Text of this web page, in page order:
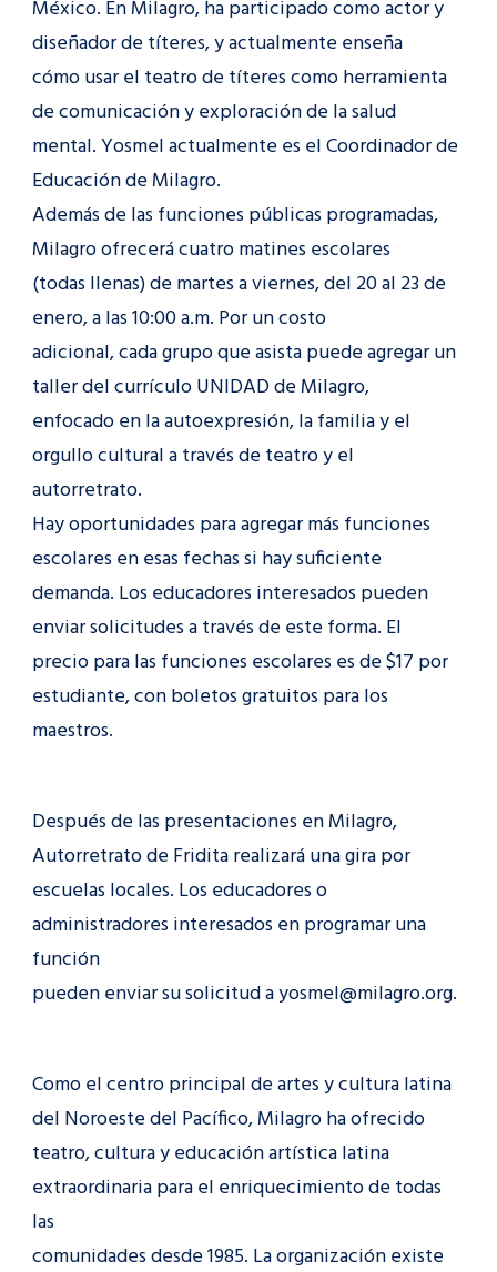
México. En Milagro, ha participado como actor y
diseñador de títeres, y actualmente enseña
cómo usar el teatro de títeres como herramienta
de comunicación y exploración de la salud
mental. Yosmel actualmente es el Coordinador de
Educación de Milagro.
Además de las funciones públicas programadas,
Milagro ofrecerá cuatro matines escolares
(todas llenas) de martes a viernes, del 20 al 23 de
enero, a las 10:00 a.m. Por un costo
adicional, cada grupo que asista puede agregar un
taller del currículo UNIDAD de Milagro,
enfocado en la autoexpresión, la familia y el
orgullo cultural a través de teatro y el
autorretrato.
Hay oportunidades para agregar más funciones
escolares en esas fechas si hay suficiente
demanda. Los educadores interesados pueden
enviar solicitudes a través de este forma. El
precio para las funciones escolares es de $17 por
estudiante, con boletos gratuitos para los
maestros.
Después de las presentaciones en Milagro,
Autorretrato de Fridita realizará una gira por
escuelas locales. Los educadores o
administradores interesados en programar una
función
pueden enviar su solicitud a yosmel@milagro.org.
Como el centro principal de artes y cultura latina
del Noroeste del Pacífico, Milagro ha ofrecido
teatro, cultura y educación artística latina
extraordinaria para el enriquecimiento de todas
las
comunidades desde 1985. La organización existe